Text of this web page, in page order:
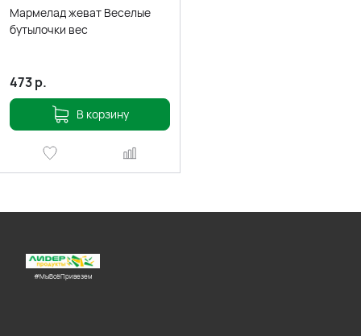
Мармелад жеват Веселые
бутылочки вес
473р.
В корзину
#МыВсёПривезем